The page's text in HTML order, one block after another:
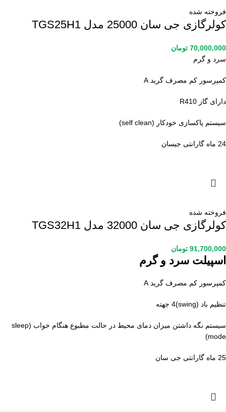
فروخته شده
کولرگازی جی سان 25000 مدل TGS25H1
70,000,000 تومان
سرد و گرم
کمپرسور کم مصرف گرید A
دارای گاز R410
سیستم پاکسازی خودکار (self clean)
24 ماه گارانتی جیسان
فروخته شده
کولرگازی جی سان 32000 مدل TGS32H1
91,700,000 تومان
اسپیلت سرد و گرم
کمپرسور کم مصرف گرید A
تنظیم باد (swing)4 جهته
سیستم نگه داشتن میزان دمای محیط در حالت مطبوع هنگام خواب (sleep
mode)
25 ماه گارانتی جی سان